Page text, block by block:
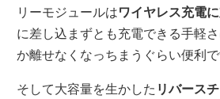
リーモジュールはワイヤレス充電
に差し込まずとも充電できる手軽
か離せなくなっちまうぐらい便利で
そして大容量を生かした リバース